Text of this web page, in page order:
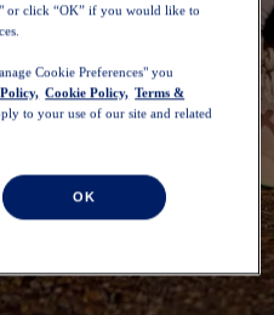
or click “OK” if you would like to
Cookie Preferences" you
Cookie Policy, Terms &
to your use of our site and related
OK